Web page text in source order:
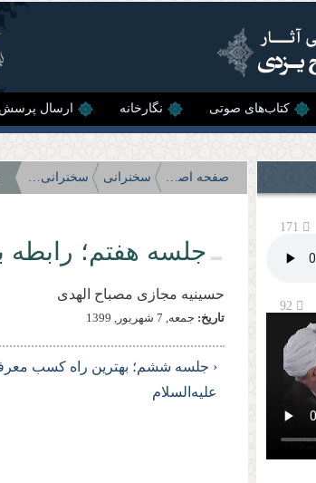
کتاب‌های صوتی نگارخانه ارسال پرسش
صفحه اصلی سخنرانی سخنرانی‌های سال 99
جلسه هفتم؛
حسینیه مجازی مصباح الهدی
تاریخ: جمعه, 7 شهريور, 1399
‹ جلسه ششم؛ بهترین راه کسب
علیه‌السلام